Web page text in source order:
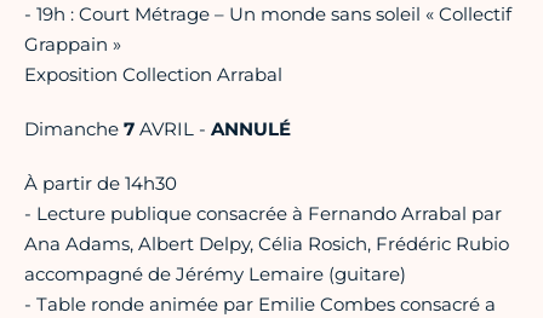
- 19h : Court Métrage – Un monde sans soleil « Collectif
Grappain »
Exposition Collection Arrabal
Dimanche 7 AVRIL - ANNULÉ
À partir de 14h30
- Lecture publique consacrée à Fernando Arrabal par
Ana Adams, Albert Delpy, Célia Rosich, Frédéric Rubio
accompagné de Jérémy Lemaire (guitare)
- Table ronde animée par Emilie Combes consacré a